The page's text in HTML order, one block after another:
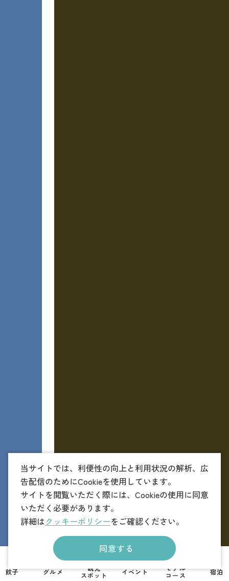
当サイトでは、利便性の向上と利用状況の解析、広
告配信のためにCookieを使用しています。
サイトを閲覧いただく際には、Cookieの使用に同意
いただく必要があります。
詳細はクッキーポリシーをご確認ください。
同意する